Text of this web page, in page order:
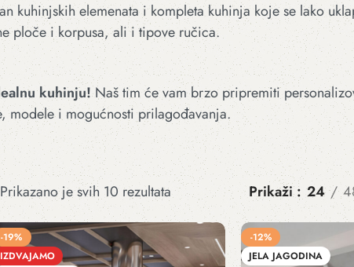
kuhinjskih elemenata i kompleta kuhinja koje se lako
ploče i korpusa, ali i tipove ručica.
kuhinju!Naš tim će vam brzo pripremiti
modele i mogućnosti prilagođavanja.
Prikazano je svih 10 rezultata Prikaži 24
-19%
IZDVAJAMO
-12%
JELA JAGODINA